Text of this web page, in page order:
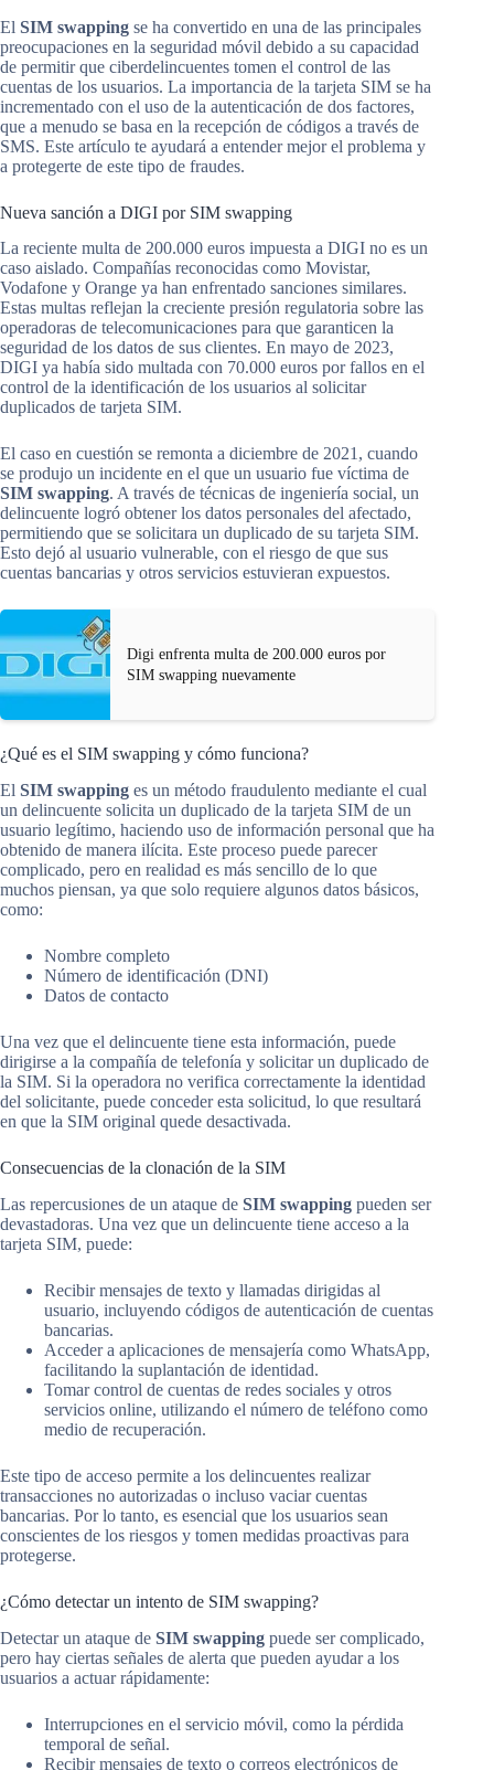
El SIM swapping se ha convertido en una de las principales
preocupaciones en la seguridad móvil debido a su capacidad
de permitir que ciberdelincuentes tomen el control de las
cuentas de los usuarios. La importancia de la tarjeta SIM se ha
incrementado con el uso de la autenticación de dos factores,
que a menudo se basa en la recepción de códigos a través de
SMS. Este artículo te ayudará a entender mejor el problema y
a protegerte de este tipo de fraudes.
Nueva sanción a DIGI por SIM swapping
La reciente multa de 200.000 euros impuesta a DIGI no es un
caso aislado. Compañías reconocidas como Movistar,
Vodafone y Orange ya han enfrentado sanciones similares.
Estas multas reflejan la creciente presión regulatoria sobre las
operadoras de telecomunicaciones para que garanticen la
seguridad de los datos de sus clientes. En mayo de 2023,
DIGI ya había sido multada con 70.000 euros por fallos en el
control de la identificación de los usuarios al solicitar
duplicados de tarjeta SIM.
El caso en cuestión se remonta a diciembre de 2021, cuando
se produjo un incidente en el que un usuario fue víctima de
SIM swapping. A través de técnicas de ingeniería social, un
delincuente logró obtener los datos personales del afectado,
permitiendo que se solicitara un duplicado de su tarjeta SIM.
Esto dejó al usuario vulnerable, con el riesgo de que sus
cuentas bancarias y otros servicios estuvieran expuestos.
Digi enfrenta multa de 200.000 euros por
SIM swapping nuevamente
¿Qué es el SIM swapping y cómo funciona?
El SIM swapping es un método fraudulento mediante el cual
un delincuente solicita un duplicado de la tarjeta SIM de un
usuario legítimo, haciendo uso de información personal que ha
obtenido de manera ilícita. Este proceso puede parecer
complicado, pero en realidad es más sencillo de lo que
muchos piensan, ya que solo requiere algunos datos básicos,
como:
Nombre completo
Número de identificación (DNI)
Datos de contacto
Una vez que el delincuente tiene esta información, puede
dirigirse a la compañía de telefonía y solicitar un duplicado de
la SIM. Si la operadora no verifica correctamente la identidad
del solicitante, puede conceder esta solicitud, lo que resultará
en que la SIM original quede desactivada.
Consecuencias de la clonación de la SIM
Las repercusiones de un ataque de SIM swapping pueden ser
devastadoras. Una vez que un delincuente tiene acceso a la
tarjeta SIM, puede:
Recibir mensajes de texto y llamadas dirigidas al
usuario, incluyendo códigos de autenticación de cuentas
bancarias.
Acceder a aplicaciones de mensajería como WhatsApp,
facilitando la suplantación de identidad.
Tomar control de cuentas de redes sociales y otros
servicios online, utilizando el número de teléfono como
medio de recuperación.
Este tipo de acceso permite a los delincuentes realizar
transacciones no autorizadas o incluso vaciar cuentas
bancarias. Por lo tanto, es esencial que los usuarios sean
conscientes de los riesgos y tomen medidas proactivas para
protegerse.
¿Cómo detectar un intento de SIM swapping?
Detectar un ataque de SIM swapping puede ser complicado,
pero hay ciertas señales de alerta que pueden ayudar a los
usuarios a actuar rápidamente:
Interrupciones en el servicio móvil, como la pérdida
temporal de señal.
Recibir mensajes de texto o correos electrónicos de